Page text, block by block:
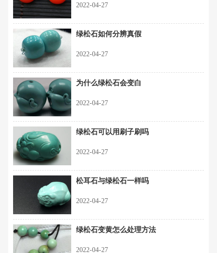
2022-04-27
绿松石如何分辨真假
2022-04-27
为什么绿松石会变白
2022-04-27
绿松石可以用刷子刷吗
2022-04-27
松耳石与绿松石一样吗
2022-04-27
绿松石变黄怎么处理方法
2022-04-27